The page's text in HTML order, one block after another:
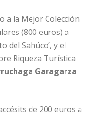
a la Mejor Colección
(800 euros) a
del Sahúco’, y el
Riqueza Turística
Garagarza
de 200 euros a